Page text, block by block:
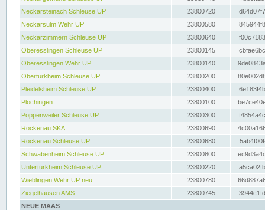
Neckarsteinach Schleuse UP
23800720
Neckarsulm Wehr UP
23800580
Neckarzimmern Schleuse UP
23800640
Oberesslingen Schleuse UP
23800145
Oberesslingen Wehr UP
23800140
Obertürkheim Schleuse UP
23800200
Pleidelsheim Schleuse UP
23800400
Plochingen
23800100
Poppenweiler Schleuse UP
23800300
Rockenau SKA
23800690
Rockenau Schleuse UP
23800680
Schwabenheim Schleuse UP
23800800
Untertürkheim Schleuse UP
23800220
Wieblingen Wehr UP neu
23800780
Ziegelhausen AMS
23800745
NEUE MAAS